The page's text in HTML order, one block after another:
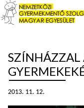
SZÍNHÁZZAL
2013. 11. 12.